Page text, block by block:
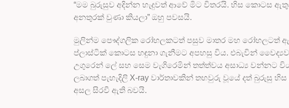
“මම බුරුසුව අදින්න හැදුවත් ආවේ මිට විතරයි. හිස කොටස
අනතුරක් වුණා කියලා” ඔහු පවසයි.
මුලින්ම පෞද්ගලික රෝහලකටත් පසුව මාතර මහ රෝහලටත්
ප්ලාස්ටික් කොටස හඳුනා ගැනීමට අපහසු විය. එබැවින්
උගුරෙන් ලේ සහ සෙම වැගිරෙමින් තත්ත්වය අසාධ්‍ය වන්නට
ලබාගත් පැහැදිලි X-ray වාර්තාවකින් තහවුරු වූයේ දත් බුරුසු හිස
අසල සිරවී ඇති බවයි.